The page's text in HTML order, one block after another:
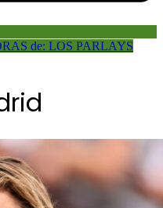
de: LOS PARLAYS